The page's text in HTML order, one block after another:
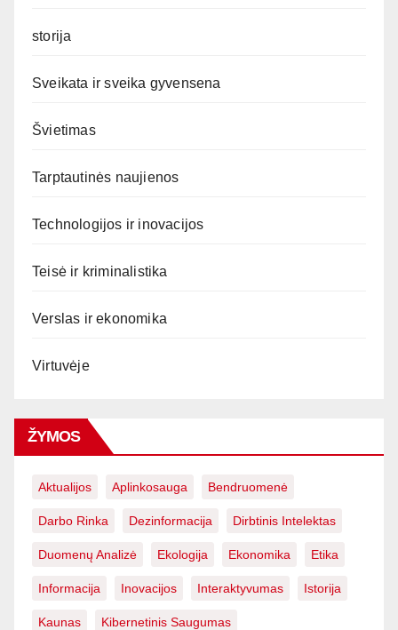
storija
Sveikata ir sveika gyvensena
Švietimas
Tarptautinės naujienos
Technologijos ir inovacijos
Teisė ir kriminalistika
Verslas ir ekonomika
Virtuvėje
ŽYMOS
Aktualijos Aplinkosauga Bendruomenė
Darbo Rinka Dezinformacija Dirbtinis Intelektas
Duomenų Analizė Ekologija Ekonomika Etika
Informacija Inovacijos Interaktyvumas Istorija
Kaunas Kibernetinis Saugumas